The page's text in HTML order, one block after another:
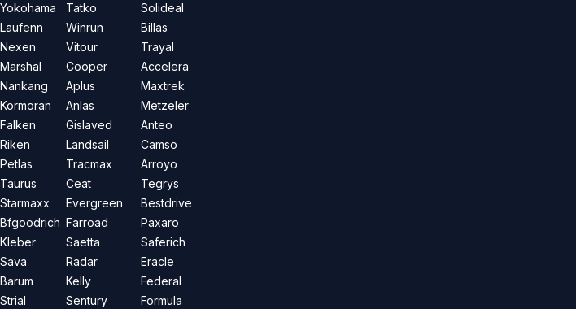
Yokohama
Laufenn
Nexen
Marshal
Nankang
Kormoran
Falken
Riken
Petlas
Taurus
Starmaxx
Bfgoodrich
Kleber
Sava
Barum
Strial
Tatko
Winrun
Vitour
Cooper
Aplus
Anlas
Gislaved
Landsail
Tracmax
Ceat
Evergreen
Farroad
Saetta
Radar
Kelly
Sentury
Solideal
Billas
Trayal
Accelera
Maxtrek
Metzeler
Anteo
Camso
Arroyo
Tegrys
Bestdrive
Paxaro
Saferich
Eracle
Federal
Formula